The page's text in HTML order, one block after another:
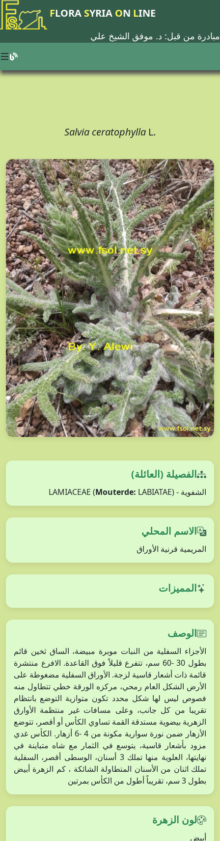
FLORA SYRIA ON LINE
مبادرة من قبل: د. موفق الشيخ علي
Salvia ceratophylla L.
الفصيلة (العائلة)
الشفوية - LAMIACEAE ( Mouterde: LABIATAE)
الاسم المحلي
المريمية قرنية الأوراق
المميزات
الوصف
الأجزاء السفلية من النبات موبرة مبيضة، الساق ثخين قائم
بطول 30 -60 سم، تتفرع قليلاً فوق القاعدة. الافرع منتشرة
قائمة ذات أشعار قاسية لزجة. الأوراق السفلية مضغوطة على
الأرض الشكل العام رمحي، مركزه الورقة خطي تتطاول منه
فصوص ليس لها شكل محدد تكون متوازية التوضع بانتظام
تقريبا من كل جانب، وعلى مسافات غير منتظمة الأوارق
الزهرية بيضوية مستدقة القمة تساوي الكأس أو أقصر، تتوضع
الأزهار ضمن نورة سوارية مكونة من 4 -6 أزهار. الكأس غدي
مزود بأشعار قاسية، يتوسع في الثمار مع شاه متباينة في
نهايتها، العلوية منها تملك 3 أسنان، الوسطى أقصر، السفلية
تملك اثنان من الأسنان المتطاولة الشائكة ، كم الزهرة أبيض
بطول 3 سم، تقريباً أطول من الكأس بمرتين
لون الزهرة
أبيض